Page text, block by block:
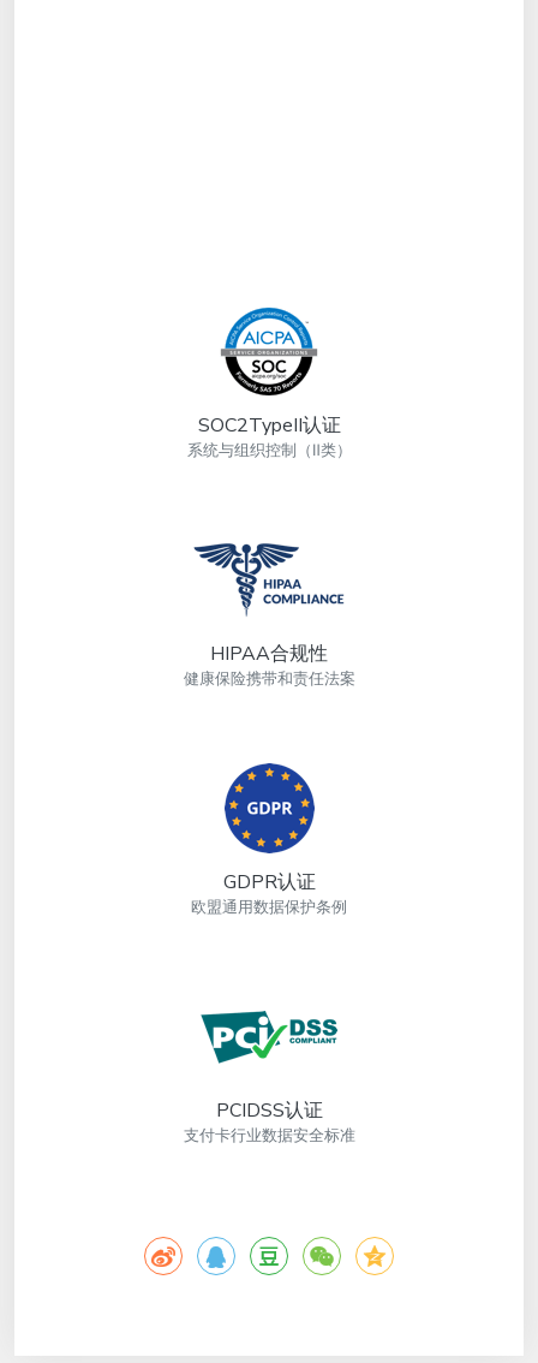
SOC2TypeII认证
系统与组织控制（Ⅱ类）
HIPAA合规性
健康保险携带和责任法案
GDPR认证
欧盟通用数据保护条例
PCIDSS认证
支付卡行业数据安全标准